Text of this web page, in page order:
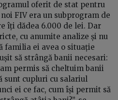
oferit de stat pentru
FIV era un subprogram de
îți dădea 6.000 de lei. Dar
cu anumite analize și nu
familia ei avea o situație
să strângă banii necesari:
permis să cheltuim banii
sunt cupluri cu salariul
ei ce fac, cum își permit să